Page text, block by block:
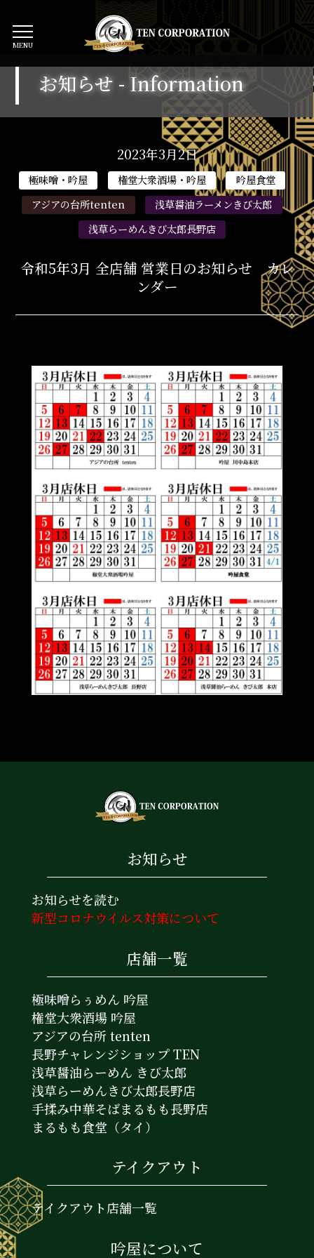
MENU
お知らせ - Information
2023年3月2日
令和5年3月 全店舗 営業日のお知らせ カレ
ンダー
お知らせ
お知らせを読む
新型コロナウイルス対策について
店舗一覧
極味噌らぅめん 吟屋
権堂大衆酒場 吟屋
アジアの台所 tenten
長野チャレンジショップ TEN
浅草醤油らーめん きび太郎
浅草らーめんきび太郎長野店
手揉み中華そばまるもも長野店
まるもも食堂（タイ）
テイクアウト
テイクアウト店舗一覧
吟屋について